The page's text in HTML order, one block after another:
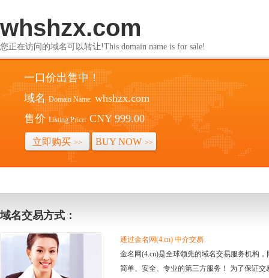
whshzx.com
您正在访问的域名可以转让!This domain name is for sale!
一口价出售中！
域名 Domain Name: whshzx.com
售价 Listing Price: CNY 999.00
立即购买 >> BUY NOW >>
域名交易方式：
通过金名网(4.cn) 中介交易
金名网(4.cn)是全球领先的域名交易服务机构
简单、安全、专业的第三方服务！ 为了保证